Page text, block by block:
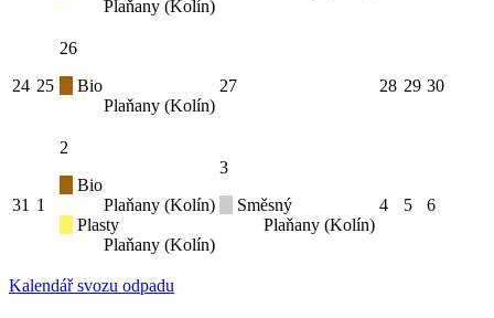
Plaňany (Kolín)
24 25
26
Bio
Plaňany (Kolín)
27 28 29 30
31 1
2
Bio
Plaňany (Kolín)
Plasty
Plaňany (Kolín)
3
Směsný
Plaňany (Kolín)
4 5 6
Kalendář svozu odpadu